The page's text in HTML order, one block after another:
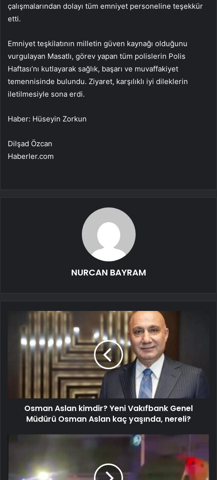
çalışmalarından dolayı tüm emniyet personeline teşekkür
etti.
Emniyet teşkilatının milletin güven kaynağı olduğunu
vurgulayan Masatlı, görev yapan tüm polislerin Polis
Haftası’nı kutlayarak sağlık, başarı ve muvaffakiyet
temennisinde bulundu. Ziyaret, karşılıklı iyi dileklerin
iletilmesiyle sona erdi.
Haber: Hüseyin Zorkun
Dilşad Özcan
Haberler.com
NURCAN BAYRAM
Osman Aslan kimdir? Yeni Vakıfbank Genel
Müdürü Osman Aslan kaç yaşında, nereli?